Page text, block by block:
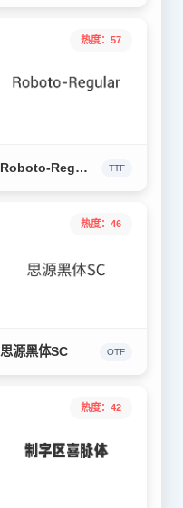
热度：57
Roboto-Regular TTF
热度：46
思源黑体SC OTF
热度：42